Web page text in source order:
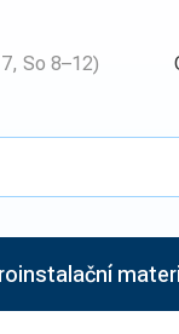
So 8–12)